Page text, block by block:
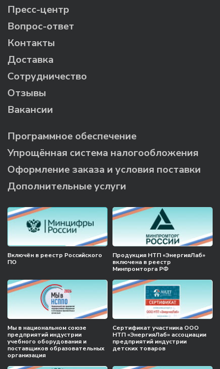
Пресс-центр
Вопрос-ответ
Контакты
Доставка
Сотрудничество
Отзывы
Вакансии
Программное обеспечение
Упрощённая система налогообложения
Оформление заказа и условия поставки
Дополнительные услуги
Включён в реестр Российского
ПО
Продукция НТП «ЭнергияЛаб»
включена в реестр
Минпромторга РФ
Мы в национальном союзе
предприятий индустрии
учебного оборудования и
поставщиков образовательных
организация
Сертификат участника ООО
НТП «ЭнергияЛаб» ассоциации
предприятий индустрии
детских товаров